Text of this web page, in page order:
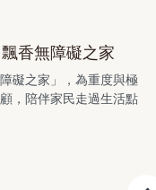
香無障礙之家
礙之家」，為重度與極
，陪伴家民走過生活點